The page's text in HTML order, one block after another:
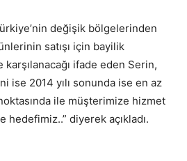
değişik bölgelerinden
satışı için bayilik
ifade eden Serin,
ise 2014 yılı sonunda ise en az
ile müşterimize hizmet
diyerek açıkladı.